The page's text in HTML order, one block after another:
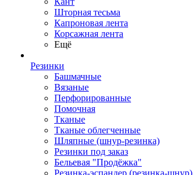
Шторная тесьма
Капроновая лента
Корсажная лента
Ещё
Резинки
Башмачные
Вязаные
Перфорированные
Помочная
Тканые
Тканые облегченные
Шляпные (шнур-резинка)
Резинки под заказ
Бельевая "Продёжка"
Резинка-эспандер (резинка-шнур)